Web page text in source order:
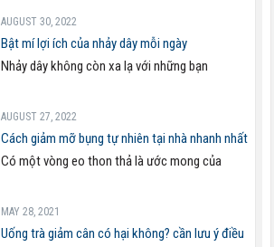
AUGUST 30, 2022
Bật mí lợi ích của nhảy dây mỗi ngày
Nhảy dây không còn xa lạ với những bạn
AUGUST 27, 2022
Cách giảm mỡ bụng tự nhiên tại nhà nhanh nhất
Có một vòng eo thon thả là ước mong của
MAY 28, 2021
Uống trà giảm cân có hại không? cần lưu ý điều